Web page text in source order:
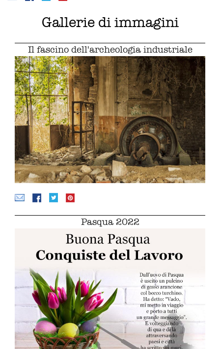
Gallerie di immagini
Il fascino dell'archeologia industriale
Pasqua 2022